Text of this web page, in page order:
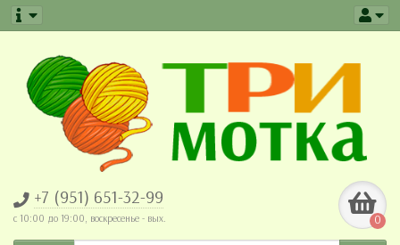
+7 (951) 651-32-99
c 10:00 до 19:00, воскресенье - вых. 0